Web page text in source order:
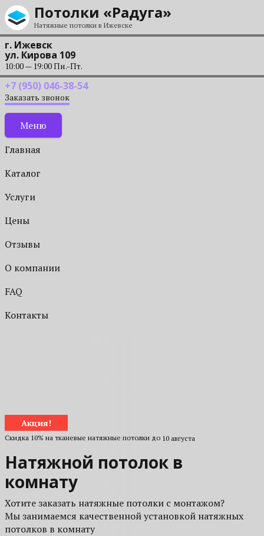
Перейти к содержанию
Потолки «Радуга»
Натяжные потолки в Ижевске
г. Ижевск
ул. Кирова 109
10:00 — 19:00 Пн.-Пт.
+7 (950) 046-38-54
Заказать звонок
Меню
Главная
Каталог
Услуги
Цены
Отзывы
О компании
FAQ
Контакты
Акция!
Скидка 10% на тканевые натяжные потолки до 10 августа
Натяжной потолок в
комнату
Хотите заказать натяжные потолки с монтажом?
Мы занимаемся качественной установкой натяжных
потолков в комнату